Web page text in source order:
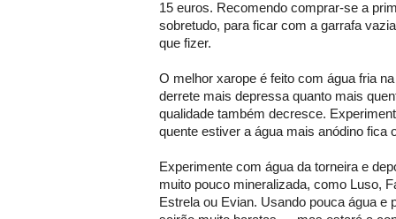
15 euros. Recomendo comprar-se a
sobretudo, para ficar com a garrafa
que fizer.
O melhor xarope é feito com água fria
derrete mais depressa quanto mais
qualidade também decresce.
quente estiver a água mais anódino fica
Experimente com água da torneira e
muito pouco mineralizada, como Luso,
Estrela ou Evian. Usando pouca água e